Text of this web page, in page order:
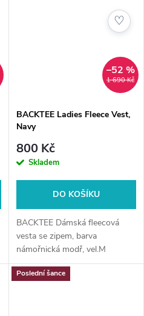
1 690 Kč
–52 %
BACKTEE Ladies Fleece Vest,
Navy
800 Kč
Skladem
DO KOŠÍKU
BACKTEE Dámská fleecová
vesta se zipem, barva
námořnická modř, vel.M
♡
Poslední šance